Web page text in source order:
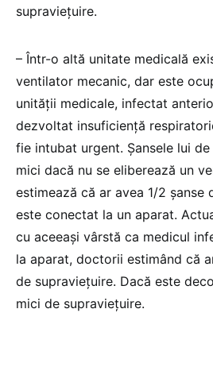
supraviețuire.
– Într-o altă unitate medicală
ventilator mecanic, dar este
unității medicale, infectat
dezvoltat insuficiență
fie intubat urgent. Șansele lui
mici dacă nu se eliberează un
estimează că ar avea 1/2 șanse
este conectat la un aparat.
cu aceeași vârstă ca medicul
la aparat, doctorii estimând că
de supraviețuire. Dacă este
mici de supraviețuire.